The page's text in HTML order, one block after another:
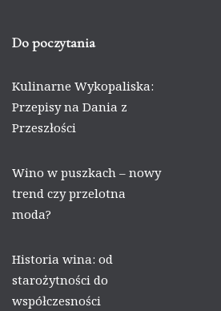
Do poczytania
Kulinarne Wykopaliska:
Przepisy na Dania z
Przeszłości
Wino w puszkach – nowy
trend czy przelotna
moda?
Historia wina: od
starożytności do
współczesności